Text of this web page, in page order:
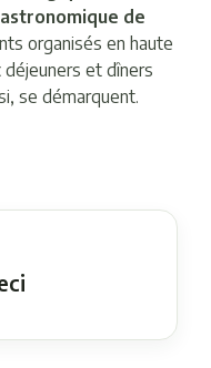
de
organisés en haute
et dîners
se démarquent.